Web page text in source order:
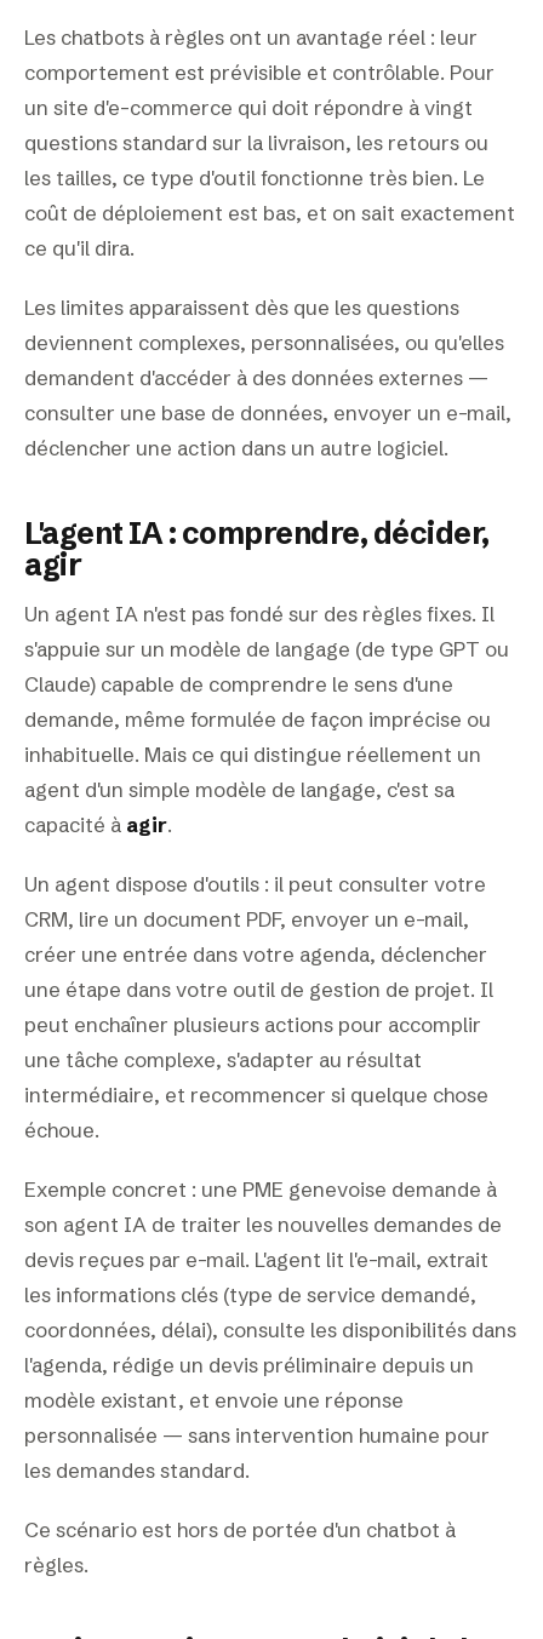
Les chatbots à règles ont un avantage réel : leur
comportement est prévisible et contrôlable. Pour
un site d'e-commerce qui doit répondre à vingt
questions standard sur la livraison, les retours ou
les tailles, ce type d'outil fonctionne très bien. Le
coût de déploiement est bas, et on sait exactement
ce qu'il dira.
Les limites apparaissent dès que les questions
deviennent complexes, personnalisées, ou qu'elles
demandent d'accéder à des données externes —
consulter une base de données, envoyer un e-mail,
déclencher une action dans un autre logiciel.
L'agent IA : comprendre, décider,
agir
Un agent IA n'est pas fondé sur des règles fixes. Il
s'appuie sur un modèle de langage (de type GPT ou
Claude) capable de comprendre le sens d'une
demande, même formulée de façon imprécise ou
inhabituelle. Mais ce qui distingue réellement un
agent d'un simple modèle de langage, c'est sa
capacité à agir.
Un agent dispose d'outils : il peut consulter votre
CRM, lire un document PDF, envoyer un e-mail,
créer une entrée dans votre agenda, déclencher
une étape dans votre outil de gestion de projet. Il
peut enchaîner plusieurs actions pour accomplir
une tâche complexe, s'adapter au résultat
intermédiaire, et recommencer si quelque chose
échoue.
Exemple concret : une PME genevoise demande à
son agent IA de traiter les nouvelles demandes de
devis reçues par e-mail. L'agent lit l'e-mail, extrait
les informations clés (type de service demandé,
coordonnées, délai), consulte les disponibilités dans
l'agenda, rédige un devis préliminaire depuis un
modèle existant, et envoie une réponse
personnalisée — sans intervention humaine pour
les demandes standard.
Ce scénario est hors de portée d'un chatbot à
règles.